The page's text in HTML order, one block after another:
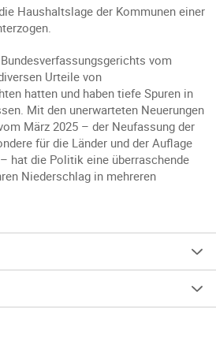
Haushaltslage der Kommunen einer
vom
Urteile von
hatten und haben tiefe Spuren in
Mit den unerwarteten Neuerungen
März 2025 – der Neufassung der
für die Länder und der Auflage
hat die Politik eine überraschende
Niederschlag in mehreren